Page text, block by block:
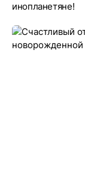
инопланетяне!